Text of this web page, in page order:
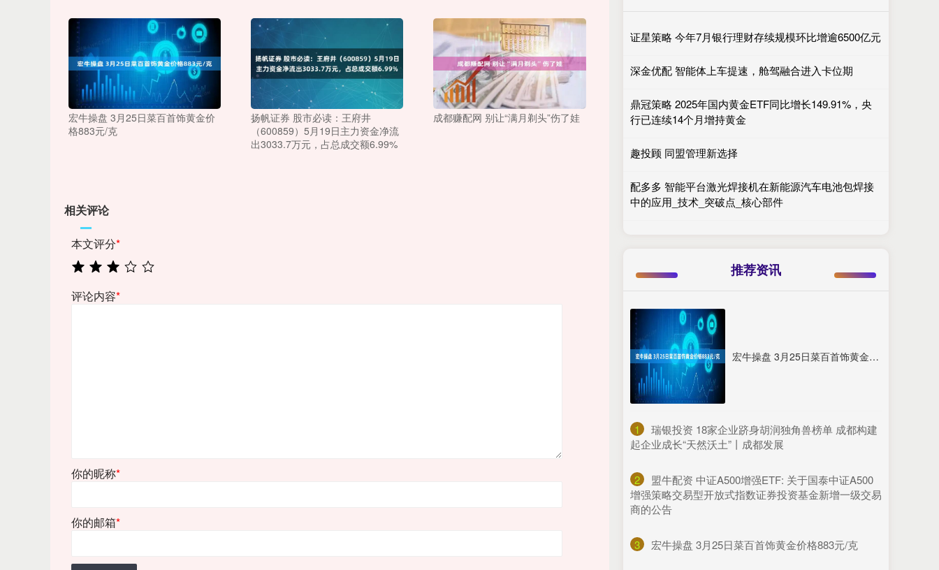
宏牛操盘 3月25日菜百首饰黄金价
格883元/克
扬帆证券 股市必读：王府井
（600859）5月19日主力资金净流
出3033.7万元，占总成交额6.99%
成都赚配网 别让“满月剃头”伤了娃
相关评论
本文评分*
评论内容*
你的昵称*
你的邮箱*
证星策略 今年7月银行理财存续规模环比增逾6500亿元
深金优配 智能体上车提速，舱驾融合进入卡位期
鼎冠策略 2025年国内黄金ETF同比增长149.91%，央
行已连续14个月增持黄金
趣投顾 同盟管理新选择
配多多 智能平台激光焊接机在新能源汽车电池包焊接
中的应用_技术_突破点_核心部件
推荐资讯
宏牛操盘 3月25日菜百首饰黄金价格883元/克
1
​瑞银投资 18家企业跻身胡润独角兽榜单 成都构建
起企业成长“天然沃土”丨成都发展
2
​盟牛配资 中证A500增强ETF: 关于国泰中证A500
增强策略交易型开放式指数证券投资基金新增一级交易
商的公告
3 ​宏牛操盘 3月25日菜百首饰黄金价格883元/克